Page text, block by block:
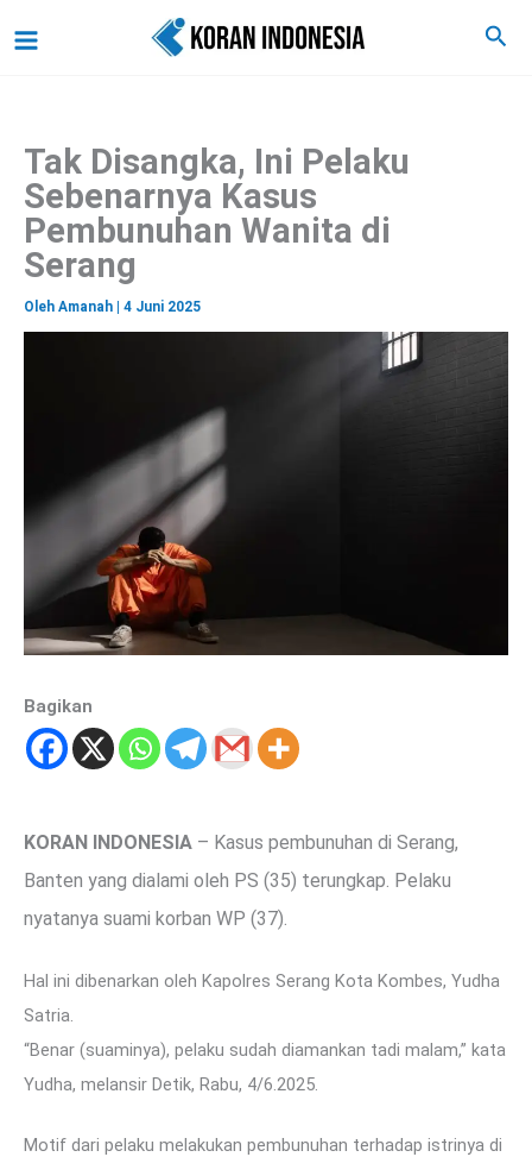
ke
Cari
Tak Disangka, Ini Pelaku
Sebenarnya Kasus
Pembunuhan Wanita di
Serang
Oleh Amanah 4 Juni 2025
Bagikan
KORAN INDONESIA – Kasus pembunuhan di Serang,
Banten yang dialami oleh PS (35) terungkap. Pelaku
nyatanya suami korban WP (37).
Hal ini dibenarkan oleh Kapolres Serang Kota Kombes, Yudha
Satria.
“Benar (suaminya), pelaku sudah diamankan tadi malam,” kata
Yudha, melansir Detik, Rabu, 4/6.2025.
Motif dari pelaku melakukan pembunuhan terhadap istrinya di
a